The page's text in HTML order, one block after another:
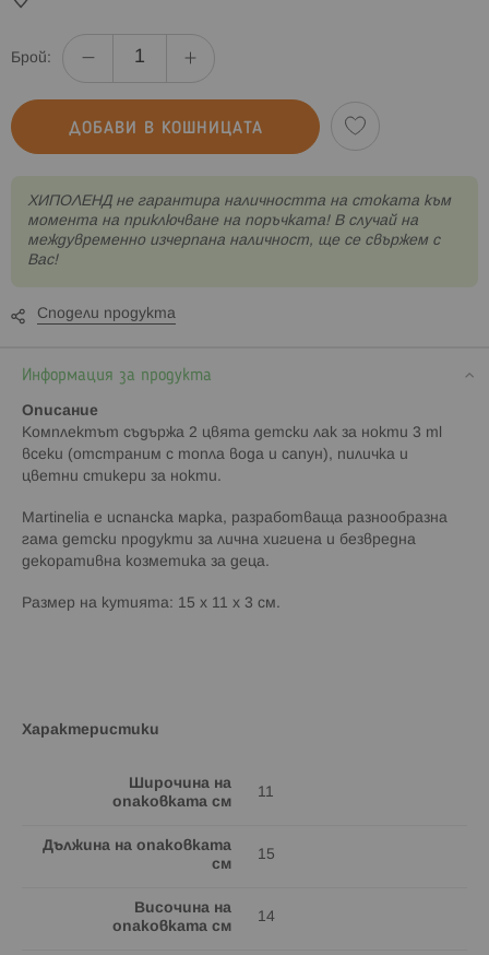
Брой:
ДОБАВИ В КОШНИЦАТА
XИПОЛЕНД не гарантира наличността на стоката към
момента на приключване на поръчката! В случай на
междувременно изчерпана наличност, ще се свържем с
Вас!
Сподели продукта
Информация за продукта
Описание
Комплектът съдържа 2 цвята детски лак за нокти 3 ml
всеки (отстраним с топла вода и сапун), пиличка и
цветни стикери за нокти.
Martinelia е испанска марка, разработваща разнообразна
гама детски продукти за лична хигиена и безвредна
декоративна козметика за деца.
Размер на кутията: 15 х 11 х 3 см.
Характеристики
Широчина на
опаковката см
11
Дължина на опаковката
см
15
Височина на
опаковката см
14